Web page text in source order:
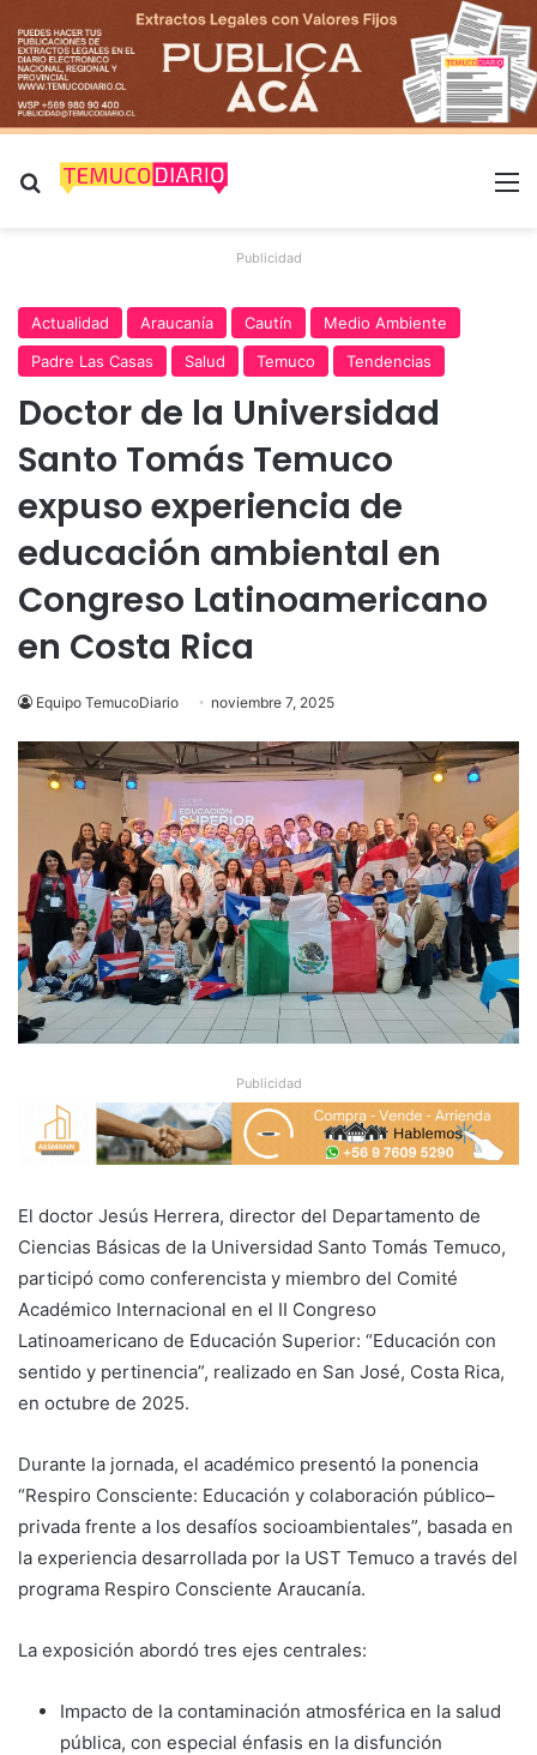
Buscar por
Publicidad
Actualidad Araucanía Cautín
Medio Ambiente
Padre Las Casas
Salud Temuco Tendencias
Doctor de la Universidad
Santo Tomás Temuco
expuso experiencia de
educación ambiental en
Congreso Latinoamericano
en Costa Rica
Equipo TemucoDiario noviembre 7, 2025
Publicidad
El doctor Jesús Herrera, director del Departamento de
Ciencias Básicas de la Universidad Santo Tomás Temuco,
participó como conferencista y miembro del Comité
Académico Internacional en el II Congreso
Latinoamericano de Educación Superior: “Educación con
sentido y pertinencia”, realizado en San José, Costa Rica,
en octubre de 2025.
Durante la jornada, el académico presentó la ponencia
“Respiro Consciente: Educación y colaboración público–
privada frente a los desafíos socioambientales”, basada en
la experiencia desarrollada por la UST Temuco a través del
programa Respiro Consciente Araucanía.
La exposición abordó tres ejes centrales:
Impacto de la contaminación atmosférica en la salud
pública, con especial énfasis en la disfunción